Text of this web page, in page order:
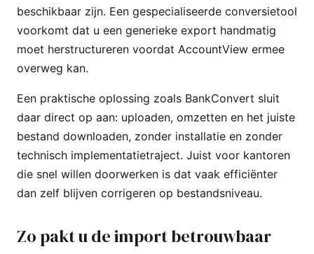
beschikbaar zijn. Een gespecialiseerde conversietool
voorkomt dat u een generieke export handmatig
moet herstructureren voordat AccountView ermee
overweg kan.
Een praktische oplossing zoals BankConvert sluit
daar direct op aan: uploaden, omzetten en het juiste
bestand downloaden, zonder installatie en zonder
technisch implementatietraject. Juist voor kantoren
die snel willen doorwerken is dat vaak efficiënter
dan zelf blijven corrigeren op bestandsniveau.
Zo pakt u de import betrouwbaar